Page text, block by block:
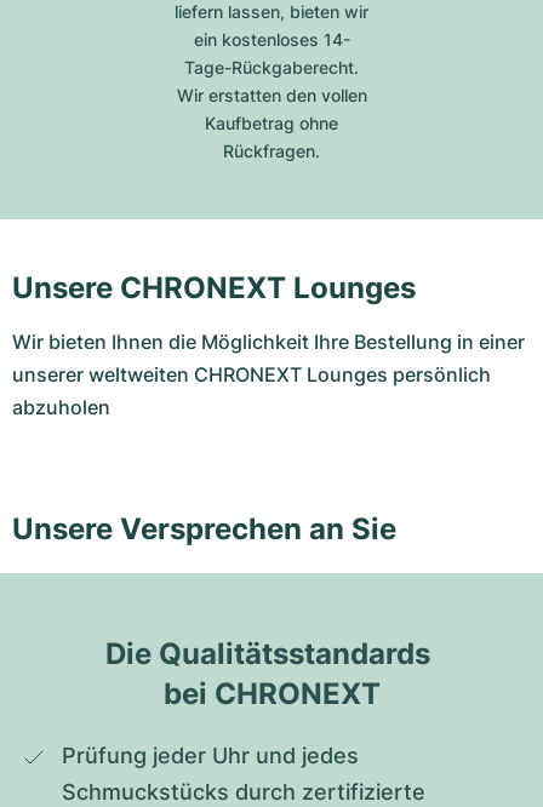
liefern lassen, bieten wir
ein kostenloses 14-
Tage-Rückgaberecht.
Wir erstatten den vollen
Kaufbetrag ohne
Rückfragen.
Unsere CHRONEXT Lounges
Wir bieten Ihnen die Möglichkeit Ihre Bestellung in einer
unserer weltweiten CHRONEXT Lounges persönlich
abzuholen
Unsere Versprechen an Sie
Die Qualitätsstandards
bei CHRONEXT
Prüfung jeder Uhr und jedes
Schmuckstücks durch zertifizierte